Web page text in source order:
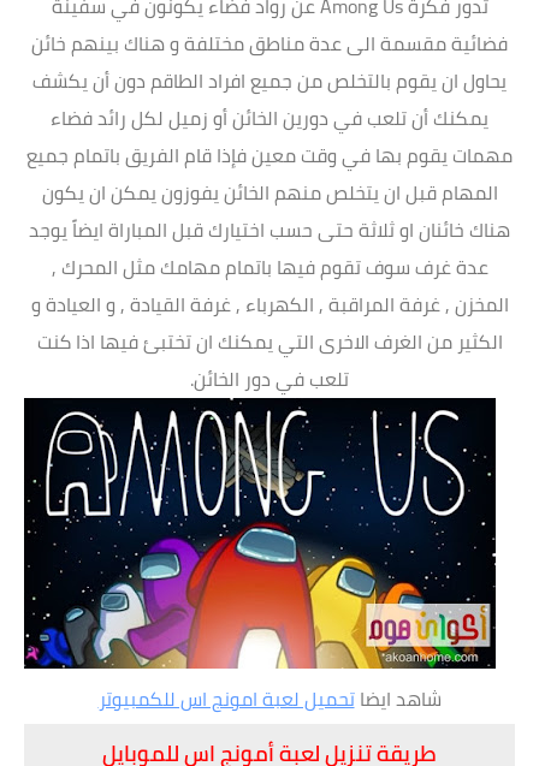
فضائية مقسمة الى عدة مناطق مختلفة و هناك بينهم خائن
يحاول ان يقوم بالتخلص من جميع افراد الطاقم دون أن يكشف
يمكنك أن تلعب في دورين الخائن أو زميل لكل رائد فضاء
مهمات يقوم بها في وقت معين فإذا قام الفريق باتمام جميع
المهام قبل ان يتخلص منهم الخائن يفوزون يمكن ان يكون
هناك خائنان او ثلاثة حتى حسب اختيارك قبل المباراة ايضاً يوجد
عدة غرف سوف تقوم فيها باتمام مهامك مثل المحرك ,
المخزن , غرفة المراقبة , الكهرباء , غرفة القيادة , و العيادة و
الكثير من الغرف الاخرى التي يمكنك ان تختبئ فيها اذا كنت
تلعب في دور الخائن.
شاهد ايضاتحميل لعبة امونج اس للكمبيوتر
طريقة تنزيل لعبة أمونج اس للموبايل